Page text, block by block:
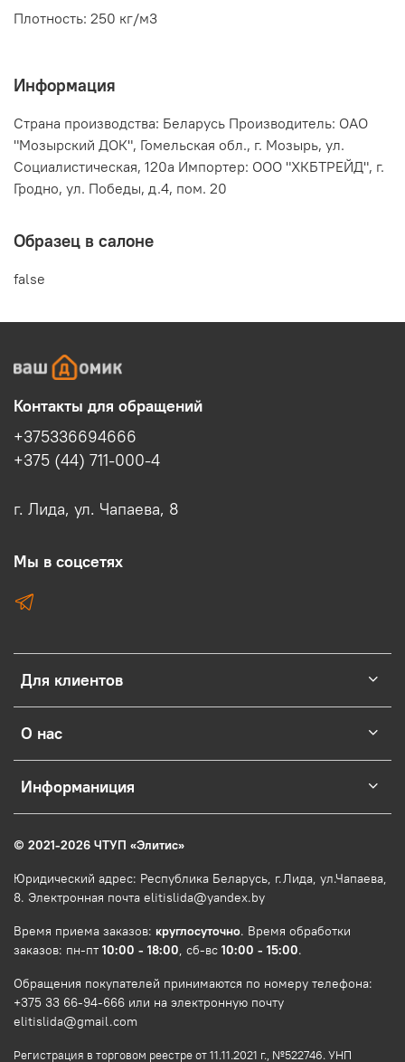
Плотность: 250 кг/м3
Информация
Страна производства: Беларусь Производитель: ОАО
"Мозырский ДОК", Гомельская обл., г. Мозырь, ул.
Социалистическая, 120а Импортер: ООО "ХКБТРЕЙД", г.
Гродно, ул. Победы, д.4, пом. 20
Образец в салоне
false
Для клиентов
О нас
Информаниция
Контакты для обращений
+375336694666
+375 (44) 711-000-4
г. Лида, ул. Чапаева, 8
Мы в соцсетях
© 2021-2026 ЧТУП «Элитис»
Юридический адрес: Республика Беларусь, г.Лида, ул.Чапаева,
8. Электронная почта elitislida@yandex.by
Время приема заказов: круглосуточно. Время обработки
заказов: пн-пт 10:00 - 18:00, сб-вс 10:00 - 15:00.
Обращения покупателей принимаются по номеру телефона:
+375 33 66-94-666 или на электронную почту
elitislida@gmail.com
Регистрация в торговом реестре от 11.11.2021 г., №522746. УНП